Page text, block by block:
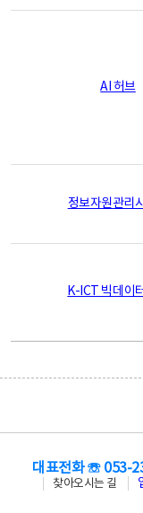
AI 허브
정보자원관리
K-ICT 빅데이
대표전화 ☏ 053-
찾아오시는 길